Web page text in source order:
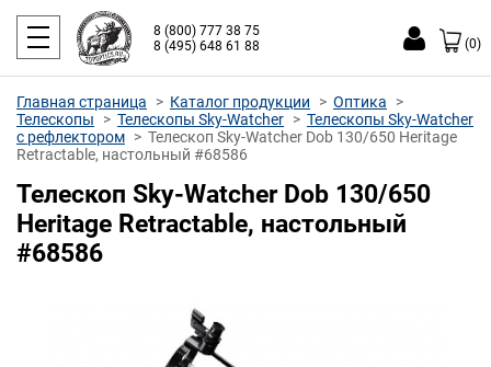
8 (800) 777 38 75
8 (495) 648 61 88
(0)
Главная страница Каталог продукции
Оптика
Телескопы
Телескопы Sky-Watcher
Телескопы Sky-Watcher
с рефлектором
Телескоп Sky-Watcher Dob 130/650 Heritage
Retractable, настольный #68586
Телескоп Sky-Watcher Dob 130/650
Heritage Retractable, настольный
#68586